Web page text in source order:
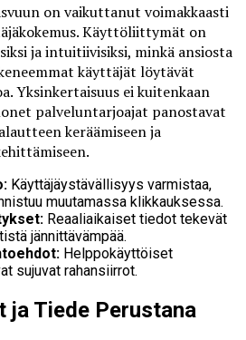
on vaikuttanut voimakkaasti
Käyttöliittymät on
ja intuitiivisiksi, minkä ansiosta
käyttäjät löytävät
Yksinkertaisuus ei kuitenkaan
palveluntarjoajat panostavat
keräämiseen ja
Käyttäjäystävällisyys varmistaa,
muutamassa klikkauksessa.
Reaaliaikaiset tiedot tekevät
jännittävämpää.
Helppokäyttöiset
sujuvat rahansiirrot.
ja Tiede Perustana